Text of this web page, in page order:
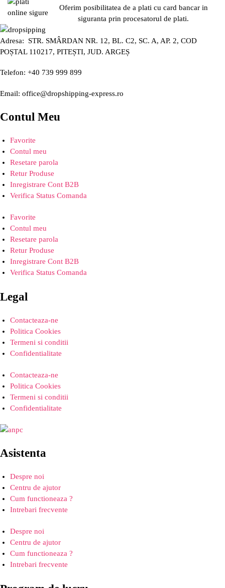
Oferim posibilitatea de a plati cu card bancar in
siguranta prin procesatorul de plati.
Adresa: STR. SMÂRDAN NR. 12, BL. C2, SC. A, AP. 2, COD
POȘTAL 110217, PITEȘTI, JUD. ARGEȘ
Telefon: +40 739 999 899
Email: office@dropshipping-express.ro
Contul Meu
Favorite
Contul meu
Resetare parola
Retur Produse
Inregistrare Cont B2B
Verifica Status Comanda
Favorite
Contul meu
Resetare parola
Retur Produse
Inregistrare Cont B2B
Verifica Status Comanda
Legal
Contacteaza-ne
Politica Cookies
Termeni si conditii
Confidentialitate
Contacteaza-ne
Politica Cookies
Termeni si conditii
Confidentialitate
Asistenta
Despre noi
Centru de ajutor
Cum functioneaza ?
Intrebari frecvente
Despre noi
Centru de ajutor
Cum functioneaza ?
Intrebari frecvente